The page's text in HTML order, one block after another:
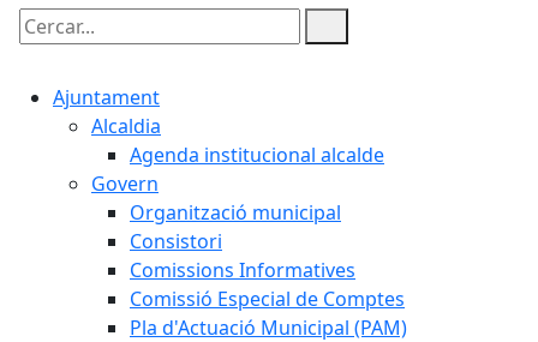
Cercar:
Ajuntament
Alcaldia
Agenda institucional alcalde
Govern
Organització municipal
Consistori
Comissions Informatives
Comissió Especial de Comptes
Pla d'Actuació Municipal (PAM)